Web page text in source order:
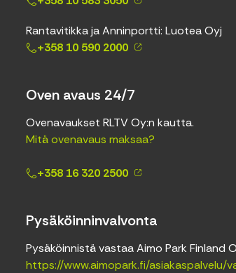
Rantavitikka ja Anninportti: Luotea Oyj
+358 10 590 2000
Oven avaus 24/7
Ovenavaukset RLTV Oy:n kautta.
Mitä ovenavaus maksaa?
+358 16 320 2500
Pysäköinninvalvonta
Pysäköinnistä vastaa Aimo Park Finland
https://www.aimopark.fi/asiakaspalvelu/